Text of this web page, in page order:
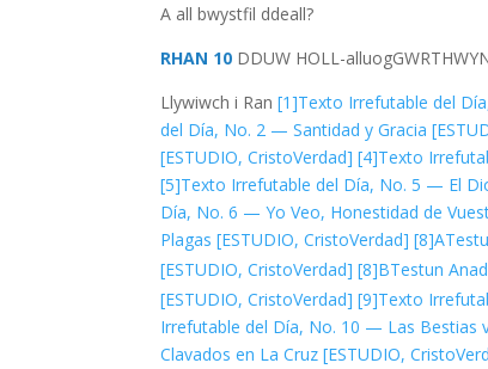
A all bwystfil ddeall?
RHAN 10 DDUW HOLL-alluog
Llywiwch i Ran[1]Texto Irrefutable del
del Día, No. 2 — Santidad y Gracia
[ESTUDIO, CristoVerdad] [4]Texto
[5]Texto Irrefutable del Día, No. 5 — El
Día, No. 6 — Yo Veo, Honestidad de
Plagas [ESTUDIO, CristoVerdad] [8]A
[ESTUDIO, CristoVerdad] [8]BTestun
[ESTUDIO, CristoVerdad] [9]Texto
Irrefutable del Día, No. 10 — Las Bestias
Clavados en La Cruz [ESTUDIO,